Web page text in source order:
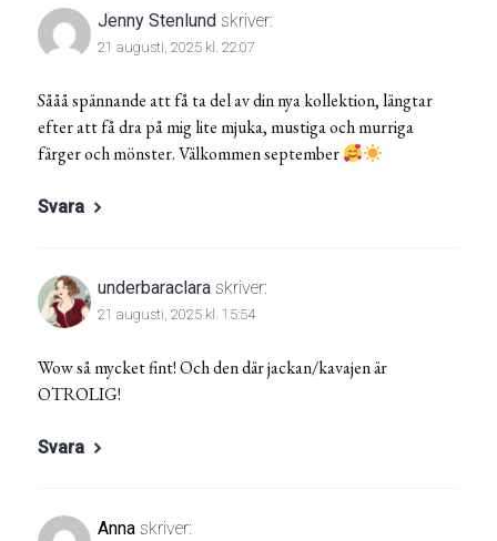
Jenny Stenlund skriver:
21 augusti, 2025 kl. 22:07
Sååå spännande att få ta del av din nya kollektion, längtar
efter att få dra på mig lite mjuka, mustiga och murriga
färger och mönster. Välkommen september
Svara
underbaraclara skriver:
21 augusti, 2025 kl. 15:54
Wow så mycket fint! Och den där jackan/kavajen är
OTROLIG!
Svara
Anna skriver: